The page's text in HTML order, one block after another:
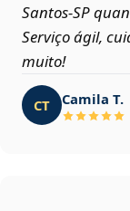
Santos‑SP
Serviço ágil,
muito!
CT Camila T.